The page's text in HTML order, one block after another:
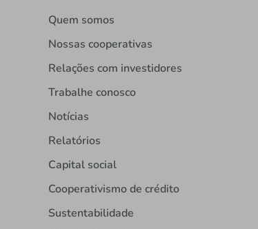
Quem somos
Nossas cooperativas
Relações com investidores
Trabalhe conosco
Notícias
Relatórios
Capital social
Cooperativismo de crédito
Sustentabilidade